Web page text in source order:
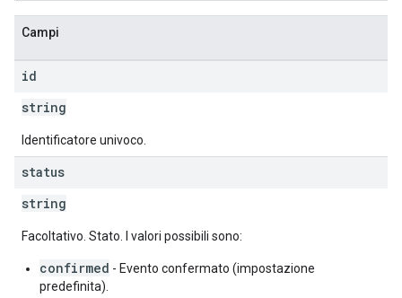
Campi
id
string
Identificatore univoco.
status
string
Facoltativo. Stato. I valori possibili sono:
confirmed - Evento confermato (impostazione
predefinita).